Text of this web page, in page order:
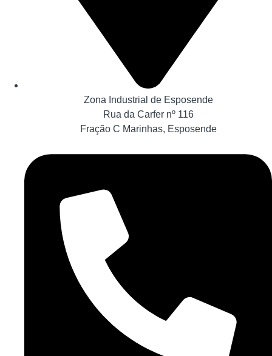
Zona Industrial de Esposende
Rua da Carfer nº 116
Fração C Marinhas, Esposende